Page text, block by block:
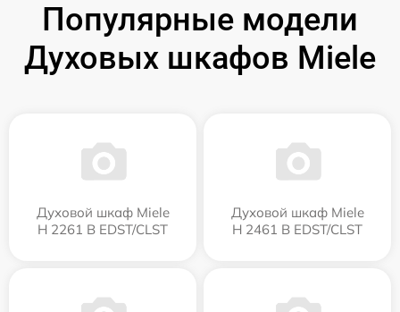
Популярные модели
Духовых шкафов Miele
Духовой шкаф Miele
H 2261 B EDST/CLST
Духовой шкаф Miele
H 2461 B EDST/CLST